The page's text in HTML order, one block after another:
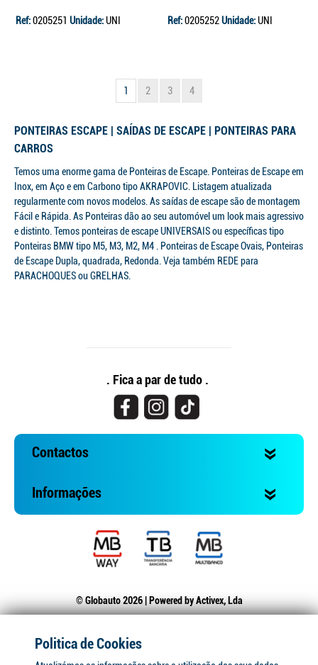
Ref:0205251 Unidade:UNI Ref:0205252Unidade:UNI
1 2 3 4
PONTEIRAS ESCAPE | SAÍDAS DE ESCAPE | PONTEIRAS PARA
CARROS
Temos uma enorme gama de Ponteiras de Escape. Ponteiras de Escape em
Inox, em Aço e em Carbono tipo AKRAPOVIC. Listagem atualizada
regularmente com novos modelos. As saídas de escape são de montagem
Fácil e Rápida. As Ponteiras dão ao seu automóvel um look mais agressivo
e distinto. Temos ponteiras de escape UNIVERSAIS ou específicas tipo
Ponteiras BMW tipo M5, M3, M2, M4 . Ponteiras de Escape Ovais, Ponteiras
de Escape Dupla, quadrada, Redonda. Veja também REDE para
PARACHOQUES ou GRELHAS.
. Fica a par de tudo .
Contactos
Informações
© Globauto 2026 | Powered byActivex, Lda
Politica de Cookies